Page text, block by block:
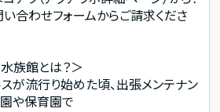
合わせフォームからご請求くださ
族館とは？＞
が流行り始めた頃、出張メンテナン
や保育園で